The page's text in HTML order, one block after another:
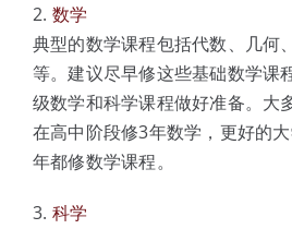
2. 数学
典型的数学课程包括代数、几何
等。建议尽早修这些基础数学课
级数学和科学课程做好准备。大
在高中阶段修3年数学，更好的
年都修数学课程。
3. 科学